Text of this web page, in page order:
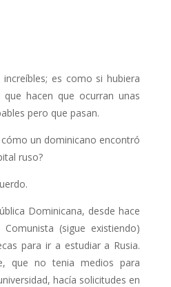
es como si hubiera
hacen que ocurran unas
pero que pasan.
un dominicano encontró
ruso?
Dominicana, desde hace
(sigue existiendo)
para ir a estudiar a Rusia.
que no tenia medios para
hacía solicitudes en